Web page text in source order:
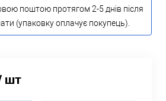
поштою протягом 2-5 днів після
(упаковку оплачує покупець).
шт